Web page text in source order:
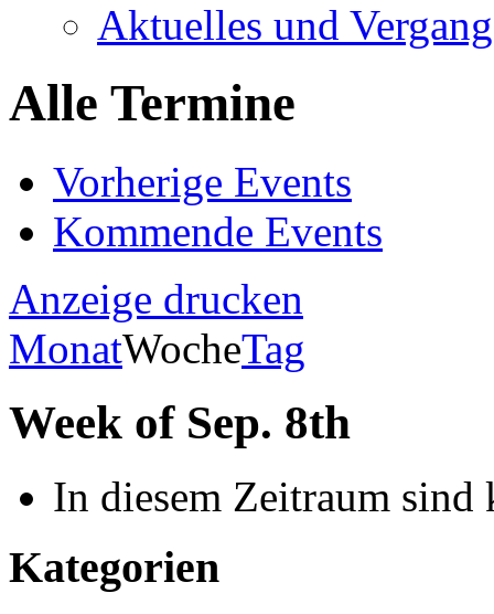
Aktuelles und
Alle Termine
Vorherige Events
Kommende Events
Anzeige drucken
MonatWocheTag
Week of Sep. 8th
In diesem Zeitraum sind
Kategorien